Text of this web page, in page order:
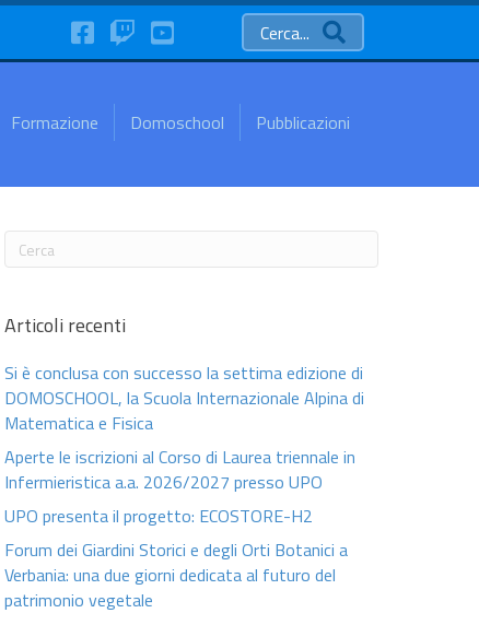
FaceBookTwitchYouTube Cerca...
Formazione Domoschool Pubblicazioni
Articoli recenti
Si è conclusa con successo la settima edizione di
DOMOSCHOOL, la Scuola Internazionale Alpina di
Matematica e Fisica
Aperte le iscrizioni al Corso di Laurea triennale in
Infermieristica a.a. 2026/2027 presso UPO
UPO presenta il progetto: ECOSTORE-H2
Forum dei Giardini Storici e degli Orti Botanici a
Verbania: una due giorni dedicata al futuro del
patrimonio vegetale